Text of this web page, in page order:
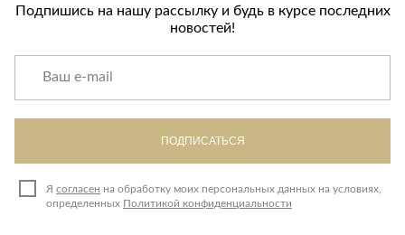
Подпишись на нашу рассылку и будь в курсе последних
новостей!
ПОДПИСАТЬСЯ
Я согласен на обработку моих персональных данных на условиях,
определенных Политикой конфиденциальности